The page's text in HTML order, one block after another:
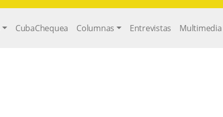
CubaChequea Columnas Entrevistas Multimedia